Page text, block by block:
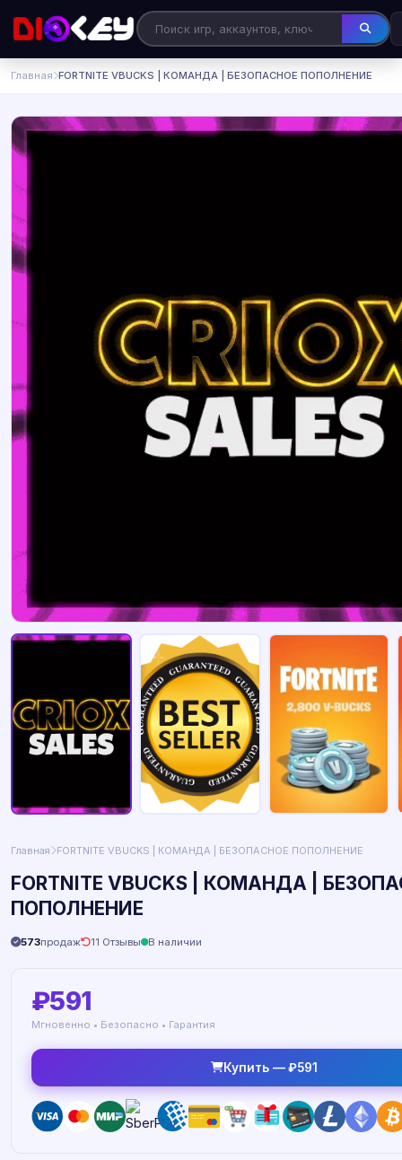
Главная FORTNITE VBUCKS | КОМАНДА | БЕЗОПАСНОЕ ПОПОЛНЕНИЕ
Главная FORTNITE VBUCKS | КОМАНДА | БЕЗОПАСНОЕ ПОПОЛНЕНИЕ
FORTNITE VBUCKS | КОМАНДА |
ПОПОЛНЕНИЕ
573продаж 11 Отзывы В наличии
₽591
Мгновенно • Безопасно • Гарантия
Купить — ₽591